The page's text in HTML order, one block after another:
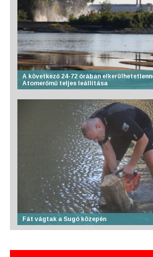
A következő 24-72 órában
Atomerőmű teljes leállítása
Fát vágtak a Sugó közepén